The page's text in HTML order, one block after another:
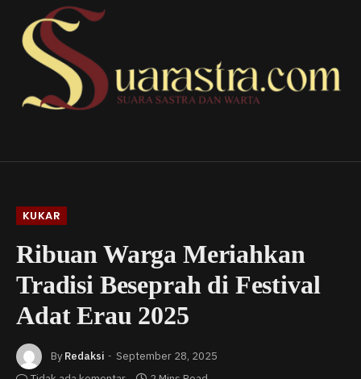
KUKAR
Ribuan Warga Meriahkan
Tradisi Beseprah di Festival
Adat Erau 2025
By Redaksi
September 28, 2025